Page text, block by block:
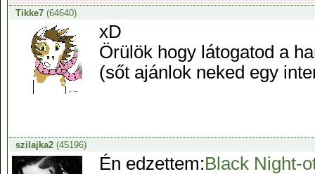
Tikke7(64640)
xD
Örülök hogy látogatod a
(sőt ajánlok neked egy
szilajka2(45196)
Én edzettem:Black Night-